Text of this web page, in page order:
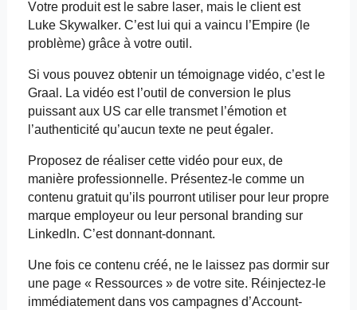
Votre produit est le sabre laser, mais le client est
Luke Skywalker. C’est lui qui a vaincu l’Empire (le
problème) grâce à votre outil.
Si vous pouvez obtenir un témoignage vidéo, c’est le
Graal. La vidéo est l’outil de conversion le plus
puissant aux US car elle transmet l’émotion et
l’authenticité qu’aucun texte ne peut égaler.
Proposez de réaliser cette vidéo pour eux, de
manière professionnelle. Présentez-le comme un
contenu gratuit qu’ils pourront utiliser pour leur propre
marque employeur ou leur personal branding sur
LinkedIn. C’est donnant-donnant.
Une fois ce contenu créé, ne le laissez pas dormir sur
une page « Ressources » de votre site. Réinjectez-le
immédiatement dans vos campagnes d’Account-